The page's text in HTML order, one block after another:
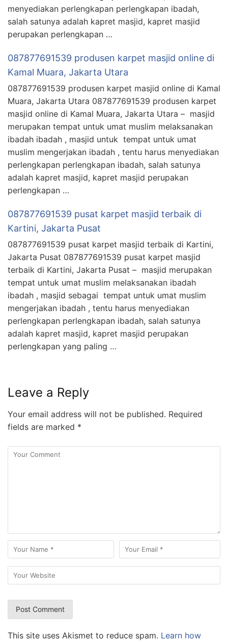
menyediakan perlengkapan perlengkapan ibadah,
salah satunya adalah kapret masjid, kapret masjid
perupakan perlengkapan …
087877691539 produsen karpet masjid online di
Kamal Muara, Jakarta Utara
087877691539 produsen karpet masjid online di Kamal
Muara, Jakarta Utara 087877691539 produsen karpet
masjid online di Kamal Muara, Jakarta Utara – masjid
merupakan tempat untuk umat muslim melaksanakan
ibadah ibadah , masjid untuk tempat untuk umat
muslim mengerjakan ibadah , tentu harus menyediakan
perlengkapan perlengkapan ibadah, salah satunya
adalah kapret masjid, kapret masjid perupakan
perlengkapan …
087877691539 pusat karpet masjid terbaik di
Kartini, Jakarta Pusat
087877691539 pusat karpet masjid terbaik di Kartini,
Jakarta Pusat 087877691539 pusat karpet masjid
terbaik di Kartini, Jakarta Pusat – masjid merupakan
tempat untuk umat muslim melaksanakan ibadah
ibadah , masjid sebagai tempat untuk umat muslim
mengerjakan ibadah , tentu harus menyediakan
perlengkapan perlengkapan ibadah, salah satunya
adalah kapret masjid, kapret masjid perupakan
perlengkapan yang paling …
Leave a Reply
Your email address will not be published. Required
fields are marked *
This site uses Akismet to reduce spam. Learn how